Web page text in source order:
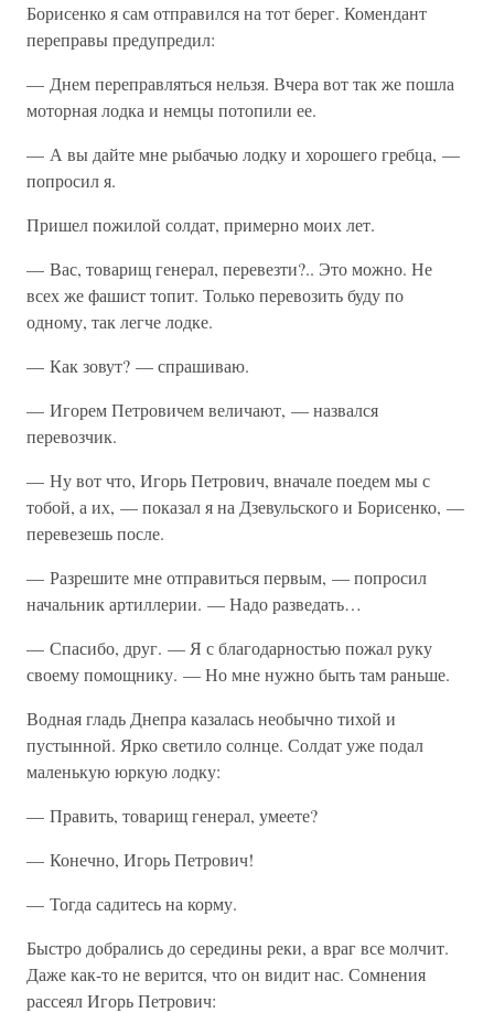
Борисенко я сам отправился на тот берег. Комендант
переправы предупредил:
— Днем переправляться нельзя. Вчера вот так же пошла
моторная лодка и немцы потопили ее.
— А вы дайте мне рыбачью лодку и хорошего гребца, —
попросил я.
Пришел пожилой солдат, примерно моих лет.
— Вас, товарищ генерал, перевезти?.. Это можно. Не
всех же фашист топит. Только перевозить буду по
одному, так легче лодке.
— Как зовут? — спрашиваю.
— Игорем Петровичем величают, — назвался
перевозчик.
— Ну вот что, Игорь Петрович, вначале поедем мы с
тобой, а их, — показал я на Дзевульского и Борисенко, —
перевезешь после.
— Разрешите мне отправиться первым, — попросил
начальник артиллерии. — Надо разведать…
— Спасибо, друг. — Я с благодарностью пожал руку
своему помощнику. — Но мне нужно быть там раньше.
Водная гладь Днепра казалась необычно тихой и
пустынной. Ярко светило солнце. Солдат уже подал
маленькую юркую лодку:
— Править, товарищ генерал, умеете?
— Конечно, Игорь Петрович!
— Тогда садитесь на корму.
Быстро добрались до середины реки, а враг все молчит.
Даже как-то не верится, что он видит нас. Сомнения
рассеял Игорь Петрович: